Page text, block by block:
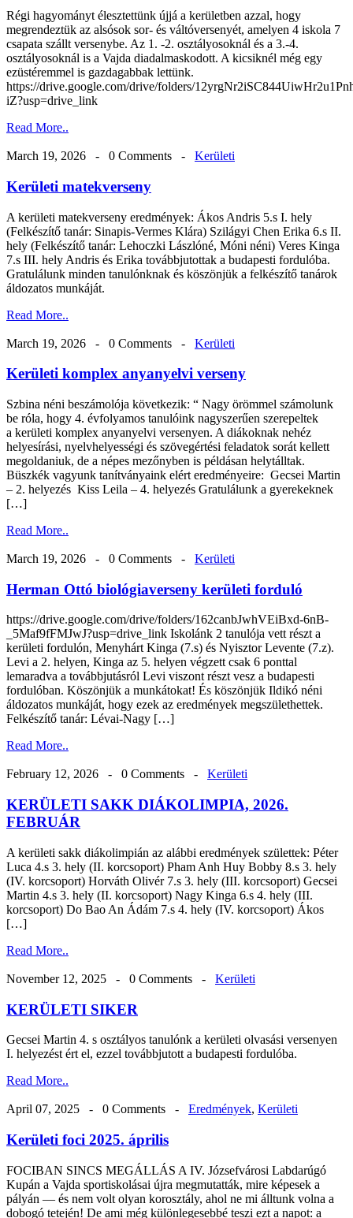
Régi hagyományt élesztettünk újjá a kerületben azzal, hogy
megrendeztük az alsósok sor- és váltóversenyét, amelyen 4 iskola 7
csapata szállt versenybe. Az 1. -2. osztályosoknál és a 3.-4.
osztályosoknál is a Vajda diadalmaskodott. A kicsiknél még egy
ezüstéremmel is gazdagabbak lettünk.
https://drive.google.com/drive/folders/
iZ?usp=drive_link
Read More..
March 19, 2026 - 0 Comments - Kerületi
Kerületi matekverseny
A kerületi matekverseny eredmények: Ákos Andris 5.s I. hely
(Felkészítő tanár: Sinapis-Vermes Klára) Szilágyi Chen Erika 6.s II.
hely (Felkészítő tanár: Lehoczki Lászlóné, Móni néni) Veres Kinga
7.s III. hely Andris és Erika továbbjutottak a budapesti fordulóba.
Gratulálunk minden tanulónknak és köszönjük a felkészítő tanárok
áldozatos munkáját.
Read More..
March 19, 2026 - 0 Comments - Kerületi
Kerületi komplex anyanyelvi verseny
Szbina néni beszámolója következik: “ Nagy örömmel számolunk
be róla, hogy 4. évfolyamos tanulóink nagyszerűen szerepeltek
a kerületi komplex anyanyelvi versenyen. A diákoknak nehéz
helyesírási, nyelvhelyességi és szövegértési feladatok sorát kellett
megoldaniuk, de a népes mezőnyben is példásan helytálltak.
Büszkék vagyunk tanítványaink elért eredményeire: Gecsei Martin
– 2. helyezés Kiss Leila – 4. helyezés Gratulálunk a gyerekeknek
[…]
Read More..
March 19, 2026 - 0 Comments - Kerületi
Herman Ottó biológiaverseny kerületi forduló
https://drive.google.com/drive/folders/162canbJwhVEiBxd-6nB-
_5Maf9fFMJwJ?usp=drive_link Iskolánk 2 tanulója vett részt a
kerületi fordulón, Menyhárt Kinga (7.s) és Nyisztor Levente (7.z).
Levi a 2. helyen, Kinga az 5. helyen végzett csak 6 ponttal
lemaradva a továbbjutásról Levi viszont részt vesz a budapesti
fordulóban. Köszönjük a munkátokat! És köszönjük Ildikó néni
áldozatos munkáját, hogy ezek az eredmények megszülethettek.
Felkészítő tanár: Lévai-Nagy […]
Read More..
February 12, 2026 - 0 Comments - Kerületi
KERÜLETI SAKK DIÁKOLIMPIA, 2026.
FEBRUÁR
A kerületi sakk diákolimpián az alábbi eredmények születtek: Péter
Luca 4.s 3. hely (II. korcsoport) Pham Anh Huy Bobby 8.s 3. hely
(IV. korcsoport) Horváth Olivér 7.s 3. hely (III. korcsoport) Gecsei
Martin 4.s 3. hely (II. korcsoport) Nagy Kinga 6.s 4. hely (III.
korcsoport) Do Bao An Ádám 7.s 4. hely (IV. korcsoport) Ákos
[…]
Read More..
November 12, 2025 - 0 Comments - Kerületi
KERÜLETI SIKER
Gecsei Martin 4. s osztályos tanulónk a kerületi olvasási versenyen
I. helyezést ért el, ezzel továbbjutott a budapesti fordulóba.
Read More..
April 07, 2025 - 0 Comments - Eredmények, Kerületi
Kerületi foci 2025. április
FOCIBAN SINCS MEGÁLLÁS A IV. Józsefvárosi Labdarúgó
Kupán a Vajda sportiskolásai újra megmutatták, mire képesek a
pályán — és nem volt olyan korosztály, ahol ne mi álltunk volna a
dobogó tetején! De ami még különlegesebbé teszi ezt a napot: a